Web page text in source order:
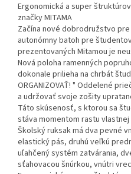
Ergonomická a super
značky MITAMA
Začína nové dobrodružstvo
autonómny batoh pre
prezentovaných Mitamou je
Nová poloha ramenných
dokonale prilieha na chrbát
ORGANIZOVAŤ! " Oddelené
a udržovať svoje zošity
Táto skúsenosť, s ktorou sa
stáva momentom rastu
Školský ruksak má dva pevné
elastický pás, druhú veľkú
uľahčený systém zatvárania,
sťahovacou šnúrkou, vnútri